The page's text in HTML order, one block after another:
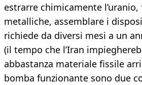
estrarre chimicamente
metalliche, assemblare i
richiede da diversi mesi a un
(il tempo che l’Iran
abbastanza materiale fissile
bomba funzionante sono due